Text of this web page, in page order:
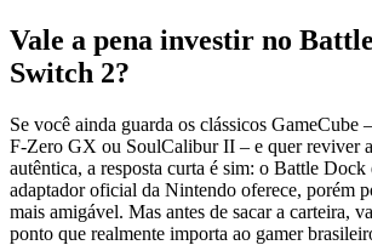
Vale a pena investir no
Switch 2?
Se você ainda guarda os clássicos GameCube
F‑Zero GX ou SoulCalibur II – e quer reviver
autêntica, a resposta curta é sim: o Battle Dock
adaptador oficial da Nintendo oferece, porém
mais amigável. Mas antes de sacar a carteira,
ponto que realmente importa ao gamer